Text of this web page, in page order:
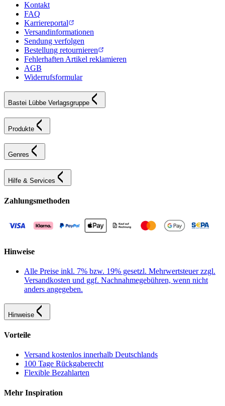
Kontakt
FAQ
Karriereportal
Versandinformationen
Sendung verfolgen
Bestellung retournieren
Fehlerhaften Artikel reklamieren
AGB
Widerrufsformular
Bastei Lübbe Verlagsgruppe
Produkte
Genres
Hilfe & Services
Zahlungsmethoden
Hinweise
Alle Preise inkl. 7% bzw. 19% gesetzl. Mehrwertsteuer zzgl.
Versandkosten und ggf. Nachnahmegebühren, wenn nicht
anders angegeben.
Hinweise
Vorteile
Versand kostenlos innerhalb Deutschlands
100 Tage Rückgaberecht
Flexible Bezahlarten
Mehr Inspiration